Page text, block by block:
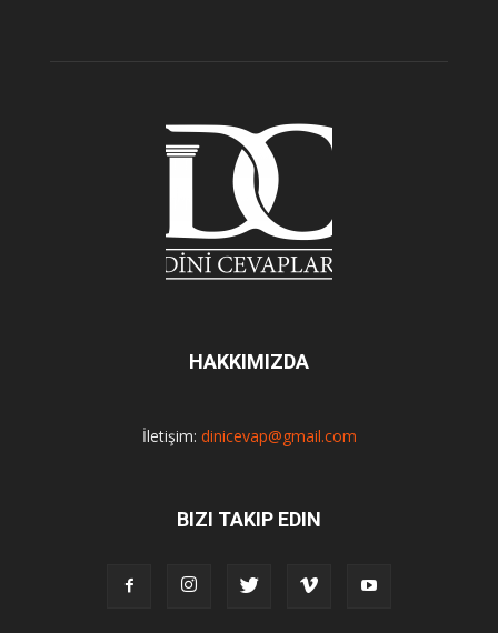
HAKKIMIZDA
İletişim: dinicevap@gmail.com
BIZI TAKIP EDIN